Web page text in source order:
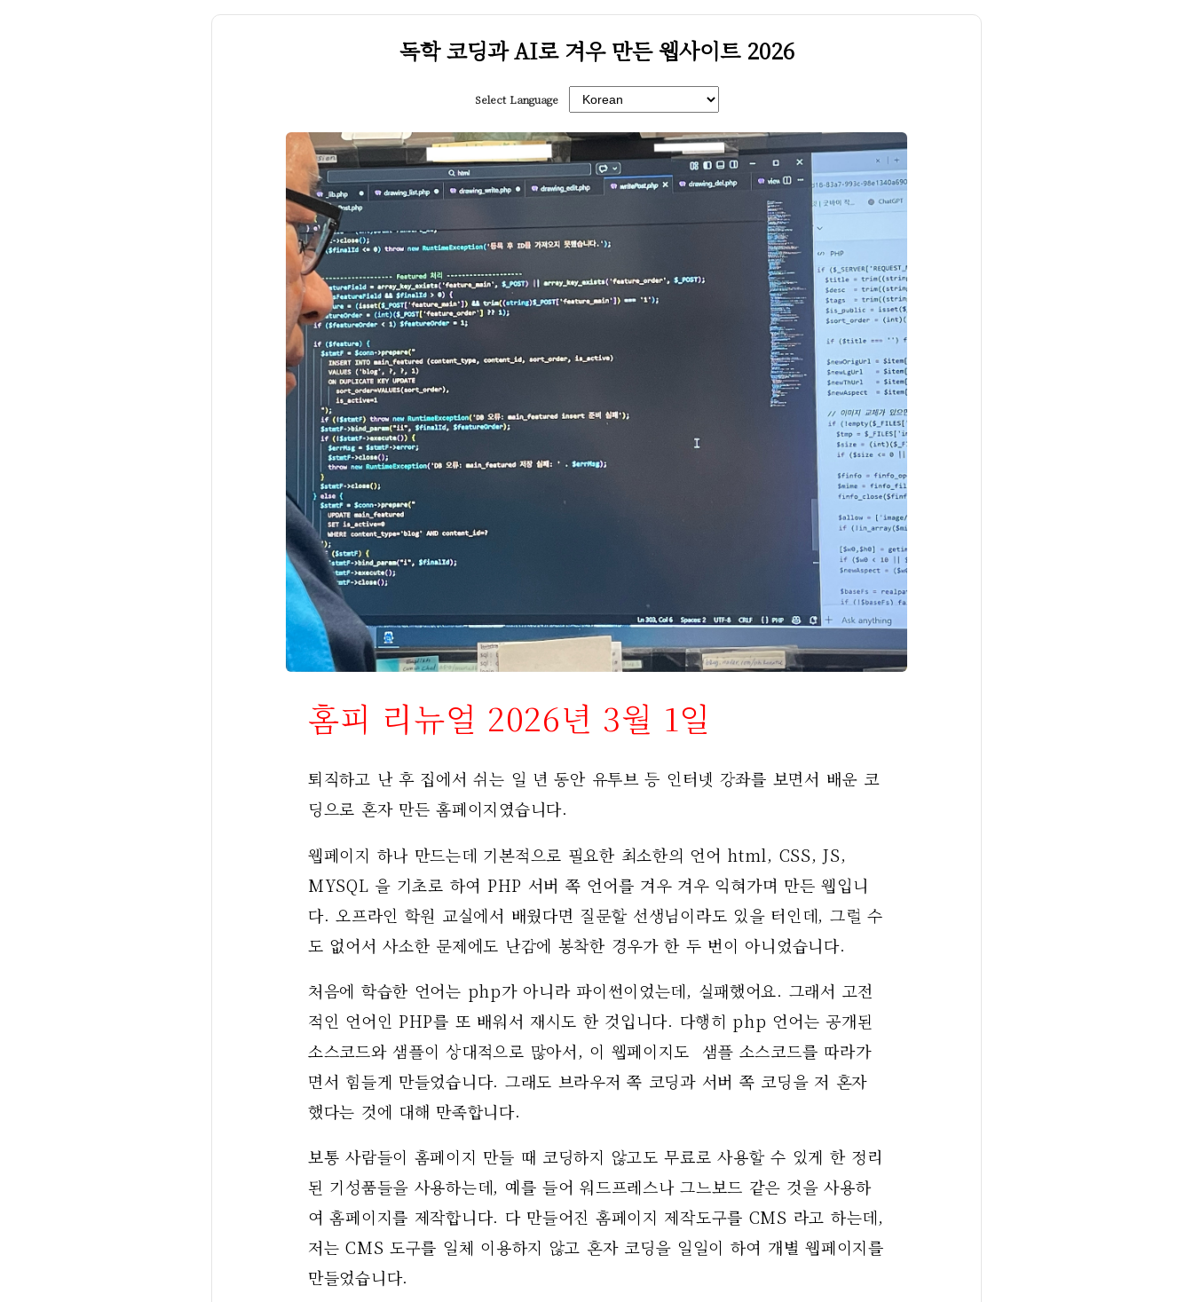
독학 코딩과 AI로 겨우 만든 웹사이트 2026
Select Language
홈피 리뉴얼 2026년 3월 1일
퇴직하고 난 후 집에서 쉬는 일 년 동안 유투브 등 인터넷 강좌를 보면서 배운 코
딩으로 혼자 만든 홈페이지였습니다.
웹페이지 하나 만드는데 기본적으로 필요한 최소한의 언어 html, CSS, JS,
MYSQL 을 기초로 하여 PHP 서버 쪽 언어를 겨우 겨우 익혀가며 만든 웹입니
다. 오프라인 학원 교실에서 배웠다면 질문할 선생님이라도 있을 터인데, 그럴 수
도 없어서 사소한 문제에도 난감에 봉착한 경우가 한 두 번이 아니었습니다.
처음에 학습한 언어는 php가 아니라 파이썬이었는데, 실패했어요. 그래서 고전
적인 언어인 PHP를 또 배워서 재시도 한 것입니다. 다행히 php 언어는 공개된
소스코드와 샘플이 상대적으로 많아서, 이 웹페이지도  샘플 소스코드를 따라가
면서 힘들게 만들었습니다. 그래도 브라우저 쪽 코딩과 서버 쪽 코딩을 저 혼자
했다는 것에 대해 만족합니다.
보통 사람들이 홈페이지 만들 때 코딩하지 않고도 무료로 사용할 수 있게 한 정리
된 기성품들을 사용하는데, 예를 들어 워드프레스나 그느보드 같은 것을 사용하
여 홈페이지를 제작합니다. 다 만들어진 홈페이지 제작도구를 CMS 라고 하는데,
저는 CMS 도구를 일체 이용하지 않고 혼자 코딩을 일일이 하여 개별 웹페이지를
만들었습니다.